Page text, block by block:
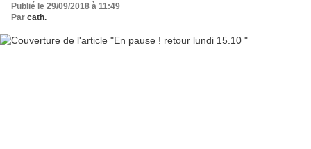
Publié le 29/09/2018 à 11:49
Par cath.